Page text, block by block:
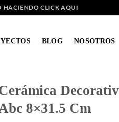
HACIENDO CLICK AQUI
BLOG NOSOTROS
8×31.5 Cm